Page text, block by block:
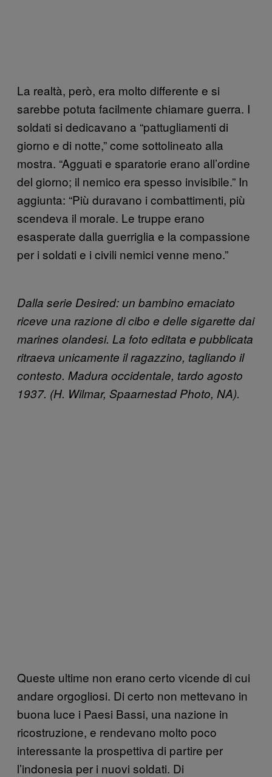
La realtà, però, era molto differente e si
sarebbe potuta facilmente chiamare guerra. I
soldati si dedicavano a “pattugliamenti di
giorno e di notte,” come sottolineato alla
mostra. “Agguati e sparatorie erano all’ordine
del giorno; il nemico era spesso invisibile.” In
aggiunta: “Più duravano i combattimenti, più
scendeva il morale. Le truppe erano
esasperate dalla guerriglia e la compassione
per i soldati e i civili nemici venne meno.”
Dalla serie Desired: un bambino emaciato
riceve una razione di cibo e delle sigarette dai
marines olandesi. La foto editata e pubblicata
ritraeva unicamente il ragazzino, tagliando il
contesto. Madura occidentale, tardo agosto
1937. (H. Wilmar, Spaarnestad Photo, NA).
Queste ultime non erano certo vicende di cui
andare orgogliosi. Di certo non mettevano in
buona luce i Paesi Bassi, una nazione in
ricostruzione, e rendevano molto poco
interessante la prospettiva di partire per
l’indonesia per i nuovi soldati. Di